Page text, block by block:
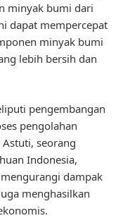
minyak bumi dari
dapat mempercepat
minyak bumi
lebih bersih dan
pengembangan
pengolahan
seorang
Indonesia,
dampak
menghasilkan